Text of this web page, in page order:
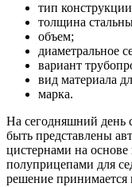
тип
толщина
объем;
диаметральное
вариант
вид материала
марка.
На сегодняшний день
быть представлены
цистернами на основе
полуприцепами для
решение принимается